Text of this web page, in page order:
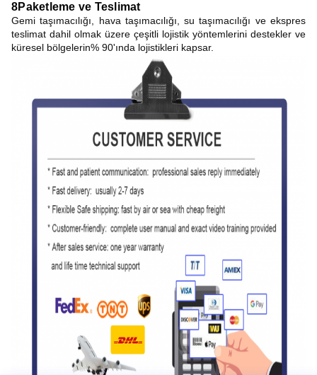
8Paketleme ve Teslimat
Gemi taşımacılığı, hava taşımacılığı, su taşımacılığı ve ekspres
teslimat dahil olmak üzere çeşitli lojistik yöntemlerini destekler ve
küresel bölgelerin% 90'ında lojistikleri kapsar.